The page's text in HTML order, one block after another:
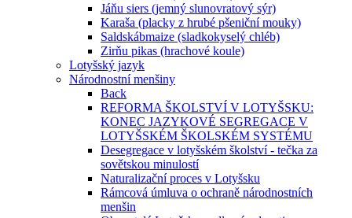
Jáňu siers (jemný slunovratový sýr)
Karaša (placky z hrubé pšeniční mouky)
Saldskábmaize (sladkokyselý chléb)
Zirňu pikas (hrachové koule)
Lotyšský jazyk
Národnostní menšiny
Back
REFORMA ŠKOLSTVÍ V LOTYŠSKU:
KONEC JAZYKOVÉ SEGREGACE V
LOTYŠSKÉM ŠKOLSKÉM SYSTÉMU
Desegregace v lotyšském školství - tečka za
sovětskou minulostí
Naturalizační proces v Lotyšsku
Rámcová úmluva o ochraně národnostních
menšin